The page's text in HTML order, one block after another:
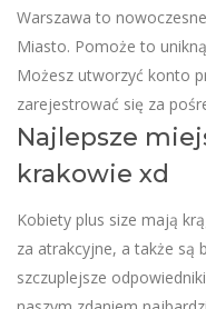
Warszawa to
Miasto. Pomoże to
Możesz utworzyć konto
zarejestrować się za
Najlepsze
krakowie xd
Kobiety plus size mają
za atrakcyjne, a także są
szczuplejsze